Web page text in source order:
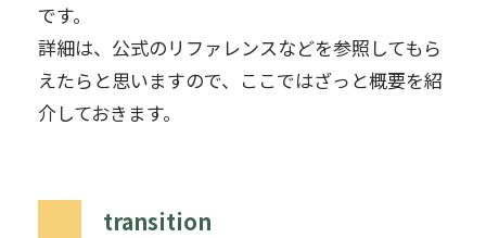
です。
詳細は、公式のリファレンスなどを参照してもら
えたらと思いますので、ここではざっと概要を紹
介しておきます。
transition